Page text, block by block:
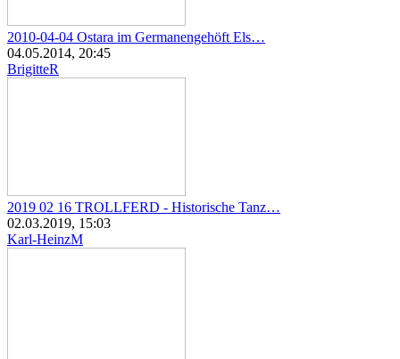
2010-04-04 Ostara im Germanengehöft Els…
04.05.2014, 20:45
BrigitteR
2019 02 16 TROLLFERD - Historische Tanz…
02.03.2019, 15:03
Karl-HeinzM